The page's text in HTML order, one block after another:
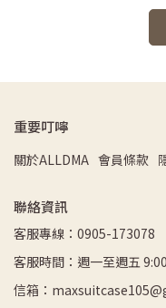
重要叮嚀
關於ALLDMA 會員條款
聯絡資訊
客服專線：0905-173078
客服時間：週一至週五
信箱：